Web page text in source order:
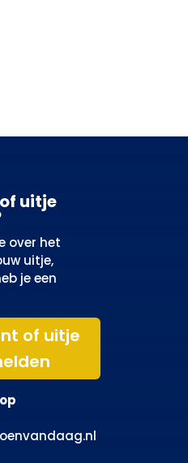
uitje
over het
uitje,
je een
of uitje